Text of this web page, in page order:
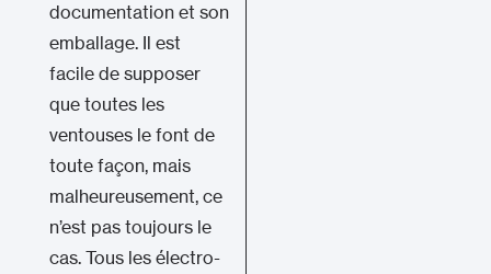
documentation et son
emballage. Il est
facile de supposer
que toutes les
ventouses le font de
toute façon, mais
malheureusement, ce
n’est pas toujours le
cas. Tous les électro-